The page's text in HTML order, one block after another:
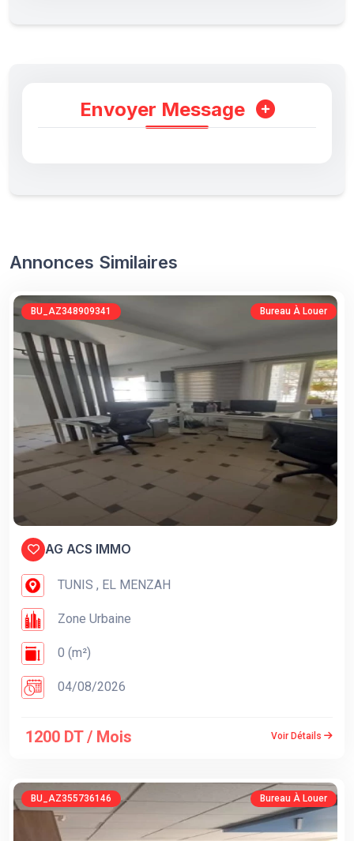
Envoyer Message
Annonces Similaires
BU_AZ348909341 Bureau À Louer
AG ACS IMMO
TUNIS , EL MENZAH
Zone Urbaine
0 (m²)
04/08/2026
1200 DT / Mois Voir Détails
BU_AZ355736146 Bureau À Louer